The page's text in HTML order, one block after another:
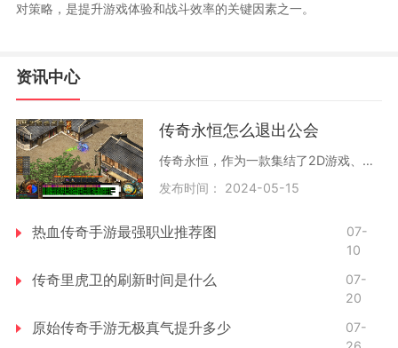
对策略，是提升游戏体验和战斗效率的关键因素之一。
资讯中心
传奇永恒怎么退出公会
传奇永恒，作为一款集结了2D游戏、角色扮演、万人在线等多种元素的复古风角色扮演游戏，自推出以来便吸引了无数玩家的热情参与。在这个多人在线交互的虚拟世界中，玩家们可以通
发布时间： 2024-05-15
热血传奇手游最强职业推荐图
07-
10
传奇里虎卫的刷新时间是什么
07-
20
原始传奇手游无极真气提升多少
07-